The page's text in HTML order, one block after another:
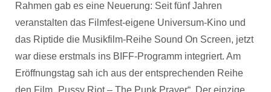
Rahmen gab es eine Neuerung: Seit fünf Jahren
veranstalten das Filmfest-eigene Universum-Kino und
das Riptide die Musikfilm-Reihe Sound On Screen, jetzt
war diese erstmals ins BIFF-Programm integriert. Am
Eröffnungstag sah ich aus der entsprechenden Reihe
den Film „Pussy Riot – The Punk Prayer“. Der einzige